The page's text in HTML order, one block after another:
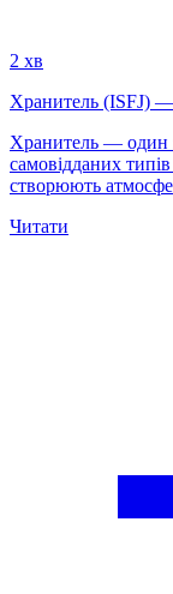
2 хв
Хранитель (ISFJ) —
Хранитель — один
самовідданих
створюють
Читати